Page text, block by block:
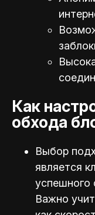
Как
обхода
Выбор
является
успешного
Важно